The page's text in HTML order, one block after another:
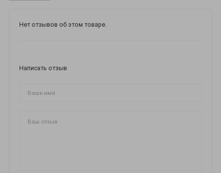
Нет отзывов об этом товаре.
Написать отзыв